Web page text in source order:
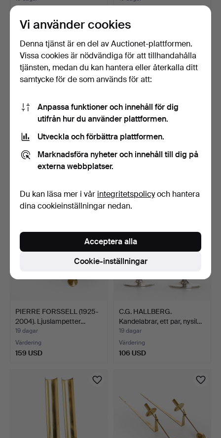
32 USD 32 USD
Ljusstake, Ystad Metall,…
19 dagar
1586, Steneby Hemslö…
PIERRE FORSSELL (1925-
2004). Ljuslampetter…
19 dagar
Värdering
159 USD
C.G. HALLBERG.
Kandelabrar, ett par, nysil…
19 dagar
Värdering
106 USD
Vi använder cookies
Denna tjänst är en del av Auctionet-plattformen.
Vissa cookies är nödvändiga för att tillhandahålla
tjänsten, medan du kan hantera eller återkalla ditt
samtycke för de som används för att:
Anpassa funktioner och innehåll för dig
utifrån hur du använder plattformen.
Utveckla och förbättra plattformen.
Marknadsföra nyheter och innehåll till dig på
externa webbplatser.
Du kan läsa mer i vår integritetspolicyoch hantera
dina cookieinställningar nedan.
Cookie-inställningar
Acceptera alla